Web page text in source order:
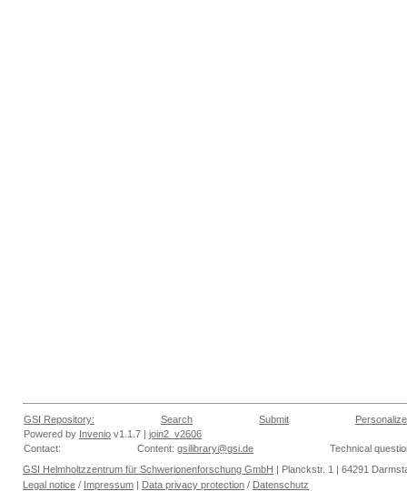
GSI Repository: Search Submit
Personalize
Powered by Invenio v1.1.7 | join2_v2606
Contact:
Content: gsilibrary@gsi.de
Technical
GSI Helmholtzzentrum für Schwerionenforschung GmbH | Planckstr. 1 | 64291
Legal notice / Impressum | Data privacy protection / Datenschutz